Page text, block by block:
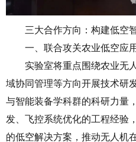
三大合作方向：构建低空
一、联合攻关农业低空应
实验室将重点围绕农业无
域协同管理等方向开展技术研
与智能装备学科群的科研力量
发、飞控系统优化的工程经验
的低空解决方案，推动无人机